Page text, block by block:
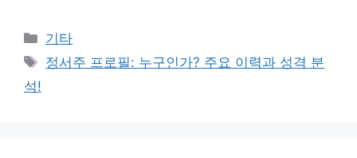
Categories
기타
Tags
정서주 프로필: 누구인가? 주요 이력과 성격 분
석!